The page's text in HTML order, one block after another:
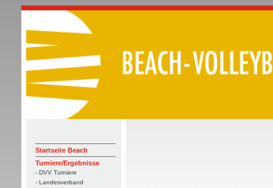
Startseite Beach
Turniere/Ergebnisse
- DVV Turniere
- Landesverband